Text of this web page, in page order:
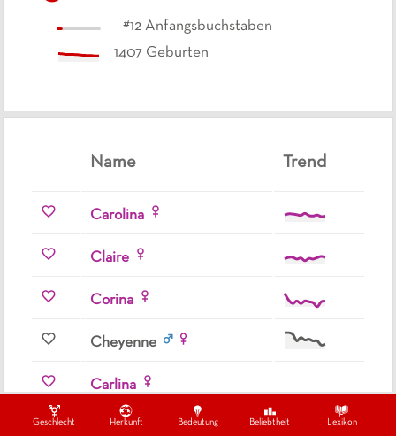
Geschlecht Herkunft Bedeutung Beliebtheit Lexikon
#12 Anfangsbuchstaben
1407 Geburten
Name Trend
Carolina
Claire
Corina
Cheyenne
Carlina
Carol